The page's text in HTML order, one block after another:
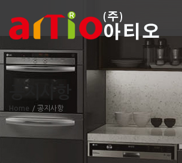
공지사항
Home / 공지사항
Sketchbook5, 스케치
Sketchbook5, 스케치